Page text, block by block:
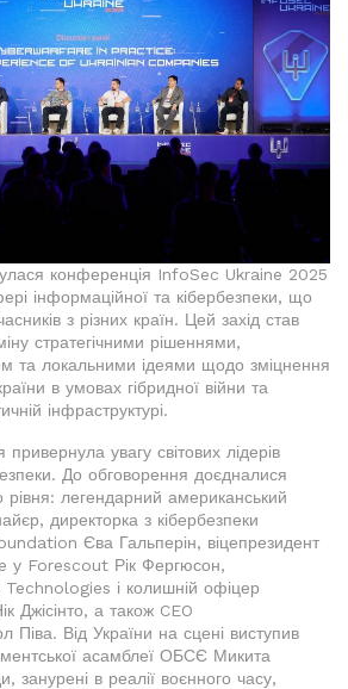
конференція InfoSec Ukraine 2025
інформаційної та кібербезпеки, що
з різних країн. Цей захід став
стратегічними рішеннями,
та локальними ідеями щодо зміцнення
в умовах гібридної війни та
інфраструктурі.
увагу світових лідерів
До обговорення доєдналися
рівня: легендарний американський
директорка з кібербезпеки
Єва Гальперін, віцепрезидент
у Forescout Рік Фергюсон,
Technologies і колишній офіцер
Джісінто, а також CEO
Від України на сцені виступив
асамблеї ОБСЄ Микита
занурені в реалії воєнного часу,